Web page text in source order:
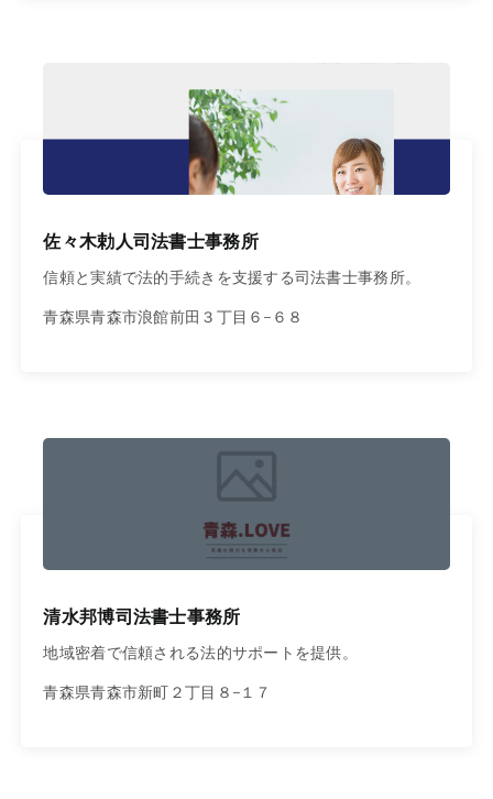
佐々木勅人司法書士事務所
信頼と実績で法的手続きを支援する司法書士事務所。
青森県青森市浪館前田３丁目６−６８
清水邦博司法書士事務所
地域密着で信頼される法的サポートを提供。
青森県青森市新町２丁目８−１７